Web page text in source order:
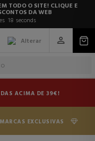
TODO O SITE! CLIQUE E
DA WEB
17 seconds
Alterar
ACIMA DE 39€!
EXCLUSIVAS